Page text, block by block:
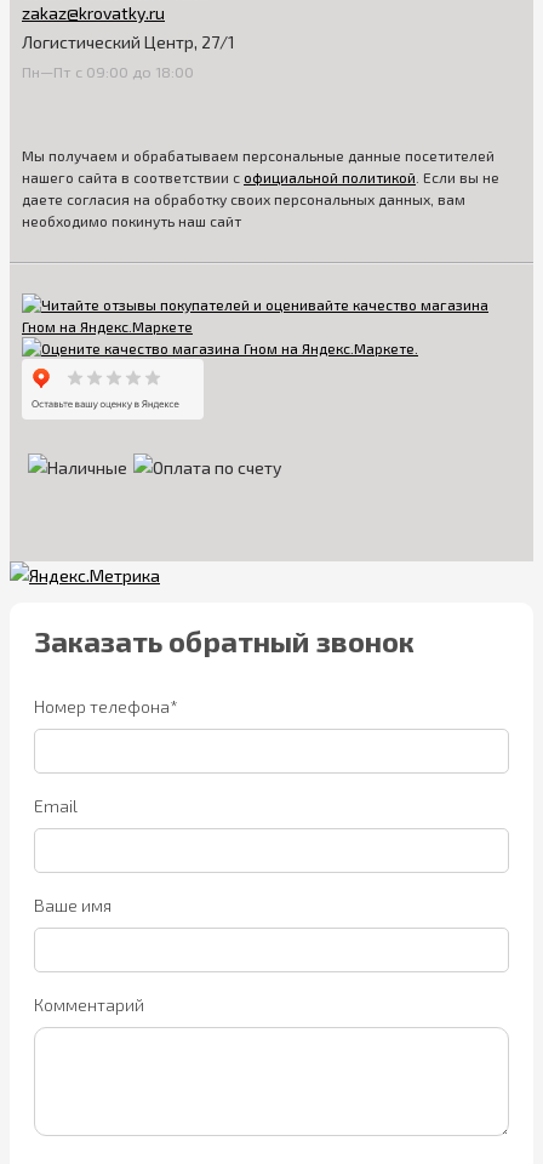
zakaz@krovatky.ru
Логистический Центр, 27/1
Пн—Пт с 09:00 до 18:00
Мы получаем и обрабатываем персональные данные посетителей
нашего сайта в соответствии с официальной политикой . Если вы не
даете согласия на обработку своих персональных данных, вам
необходимо покинуть наш сайт
Заказать обратный звонок
Номер телефона*
Email
Ваше имя
Комментарий